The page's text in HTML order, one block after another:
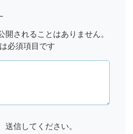
開されることはありません。
必須項目です
送信してください。